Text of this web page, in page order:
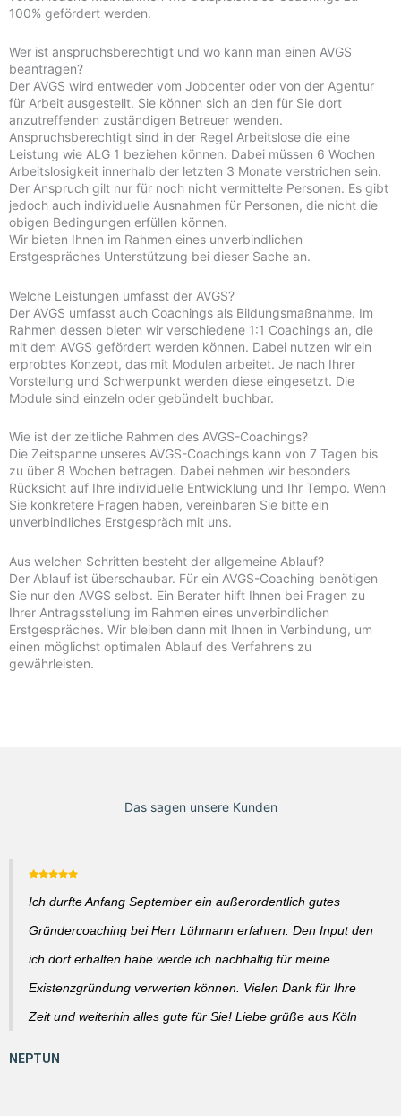
100% gefördert werden.
Wer ist anspruchsberechtigt und wo kann man einen AVGS
beantragen?
Der AVGS wird entweder vom Jobcenter oder von der Agentur
für Arbeit ausgestellt. Sie können sich an den für Sie dort
anzutreffenden zuständigen Betreuer wenden.
Anspruchsberechtigt sind in der Regel Arbeitslose die eine
Leistung wie ALG 1 beziehen können. Dabei müssen 6 Wochen
Arbeitslosigkeit innerhalb der letzten 3 Monate verstrichen sein.
Der Anspruch gilt nur für noch nicht vermittelte Personen. Es gibt
jedoch auch individuelle Ausnahmen für Personen, die nicht die
obigen Bedingungen erfüllen können.
Wir bieten Ihnen im Rahmen eines unverbindlichen
Erstgespräches Unterstützung bei dieser Sache an.
Welche Leistungen umfasst der AVGS?
Der AVGS umfasst auch Coachings als Bildungsmaßnahme. Im
Rahmen dessen bieten wir verschiedene 1:1 Coachings an, die
mit dem AVGS gefördert werden können. Dabei nutzen wir ein
erprobtes Konzept, das mit Modulen arbeitet. Je nach Ihrer
Vorstellung und Schwerpunkt werden diese eingesetzt. Die
Module sind einzeln oder gebündelt buchbar.
Wie ist der zeitliche Rahmen des AVGS-Coachings?
Die Zeitspanne unseres AVGS-Coachings kann von 7 Tagen bis
zu über 8 Wochen betragen. Dabei nehmen wir besonders
Rücksicht auf Ihre individuelle Entwicklung und Ihr Tempo. Wenn
Sie konkretere Fragen haben, vereinbaren Sie bitte ein
unverbindliches Erstgespräch mit uns.
Aus welchen Schritten besteht der allgemeine Ablauf?
Der Ablauf ist überschaubar. Für ein AVGS-Coaching benötigen
Sie nur den AVGS selbst. Ein Berater hilft Ihnen bei Fragen zu
Ihrer Antragsstellung im Rahmen eines unverbindlichen
Erstgespräches. Wir bleiben dann mit Ihnen in Verbindung, um
einen möglichst optimalen Ablauf des Verfahrens zu
gewährleisten.
Das sagen unsere Kunden
Ich durfte Anfang September ein außerordentlich gutes
Gründercoaching bei Herr Lühmann erfahren. Den Input den
ich dort erhalten habe werde ich nachhaltig für meine
Existenzgründung verwerten können. Vielen Dank für Ihre
Zeit und weiterhin alles gute für Sie! Liebe grüße aus Köln